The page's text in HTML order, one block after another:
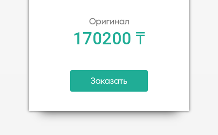
Оригинал
170200 ₸
Заказать